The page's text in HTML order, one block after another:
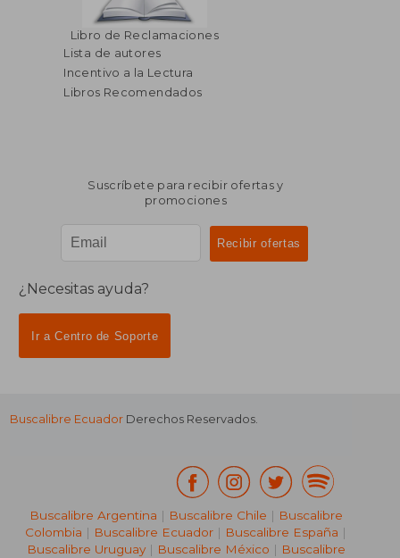
40%
dcto.
$ 59.61
$ 35.77
Libro de Reclamaciones
Lista de autores
Incentivo a la Lectura
Libros Recomendados
Suscríbete para recibir ofertas y
promociones
¿Necesitas ayuda?
Ir a Centro de Soporte
Buscalibre Ecuador Derechos Reservados.
Buscalibre Argentina | Buscalibre Chile | Buscalibre
Colombia | Buscalibre Ecuador | Buscalibre España |
Buscalibre Uruguay| Buscalibre México | Buscalibre